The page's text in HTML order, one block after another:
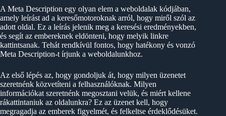
A Meta Description egy olyan elem a weboldalak kódjában,
amely leírást ad a keresőmotoroknak arról, hogy miről szól az
adott oldal. Ez a leírás jelenik meg a keresési eredményekben,
és segít az embereknek eldönteni, hogy melyik linkre
kattintsanak. Tehát rendkívül fontos, hogy hatékony és vonzó
Meta Description-t írjunk a weboldalunkhoz.
Az első lépés az, hogy gondoljuk át, hogy milyen üzenetet
szeretnénk közvetíteni a felhasználóknak. Milyen
információkat szeretnénk megosztani velük, és miért kellene
rákattintaniuk az oldalunkra? Ez az üzenet kell, hogy
megragadja az emberek figyelmét, és felkeltse érdeklődésüket.